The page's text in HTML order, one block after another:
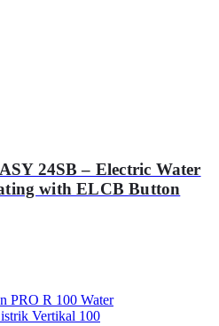
24SB – Electric Water
with ELCB Button